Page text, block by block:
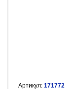
Артикул: 171772